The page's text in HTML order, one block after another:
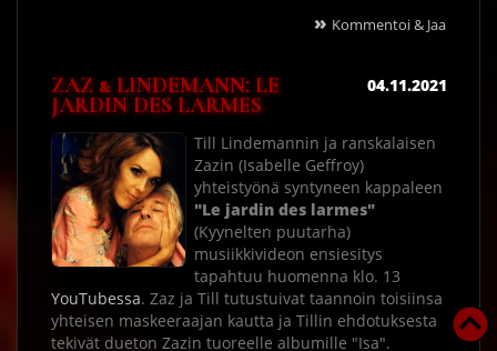
» Kommentoi & Jaa
ZAZ & LINDEMANN: LE
JARDIN DES LARMES
04.11.2021
Till Lindemannin ja ranskalaisen
Zazin (Isabelle Geffroy)
yhteistyönä syntyneen kappaleen
"Le jardin des larmes"
(Kyynelten puutarha)
musiikkivideon ensiesitys
tapahtuu huomenna klo. 13
YouTubessa. Zaz ja Till tutustuivat taannoin toisiinsa
yhteisen maskeeraajan kautta ja Tillin ehdotuksesta
tekivät dueton Zazin tuoreelle albumille "Isa".